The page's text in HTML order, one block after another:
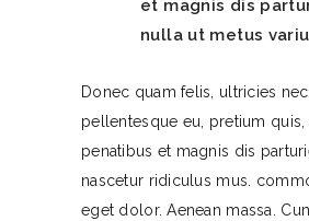
et magnis dis
nulla ut metus
Donec quam felis, ultricies
pellentesque eu, pretium quis,
penatibus et magnis dis
nascetur ridiculus mus.
eget dolor. Aenean massa.